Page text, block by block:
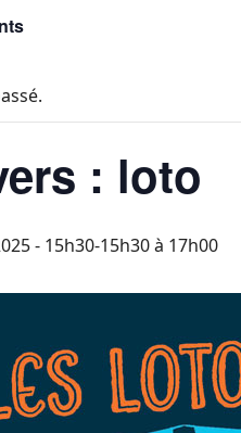
: loto
- 15h30-15h30à 17h00